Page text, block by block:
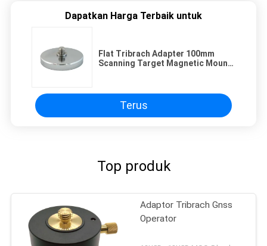
Dapatkan Harga Terbaik untuk
Flat Tribrach Adapter 100mm
Scanning Target Magnetic Mount
Terus
Top produk
Adaptor Tribrach Gnss
Operator